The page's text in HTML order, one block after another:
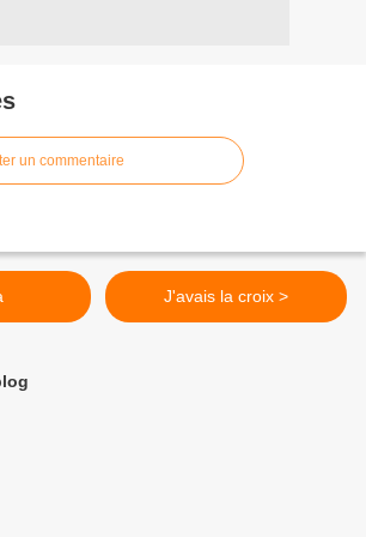
un commentaire
J'avais la croix >